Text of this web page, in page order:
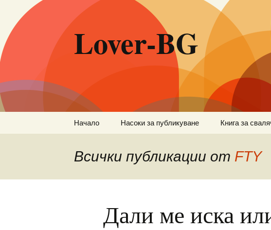
Lover-BG
Начало Насоки за публикуване Книга за
Всички публикации от FTY
Дали ме иска